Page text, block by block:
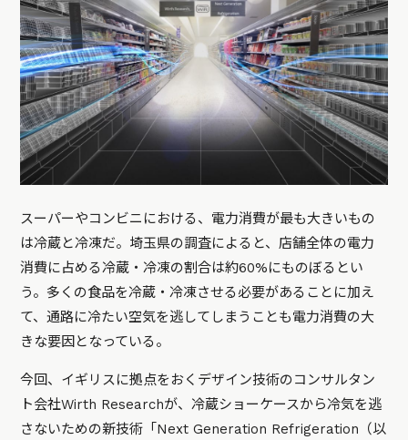
スーパーやコンビニにおける、電力消費が最も大きいもの
は冷蔵と冷凍だ。埼玉県の調査によると、店舗全体の電力
消費に占める冷蔵・冷凍の割合は約60%にものぼるとい
う。多くの食品を冷蔵・冷凍させる必要があることに加え
て、通路に冷たい空気を逃してしまうことも電力消費の大
きな要因となっている。
今回、イギリスに拠点をおくデザイン技術のコンサルタン
ト会社Wirth Researchが、冷蔵ショーケースから冷気を逃
さないための新技術「Next Generation Refrigeration（以